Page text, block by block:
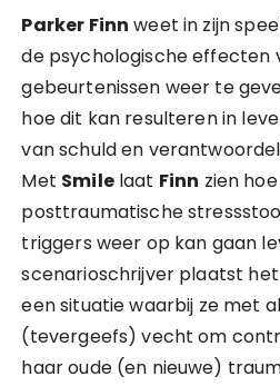
Parker Finn weet in zijn
de psychologische effecten
gebeurtenissen weer te
hoe dit kan resulteren in
van schuld en
Met Smilelaat Finn zien
posttraumatische
triggers weer op kan gaan
scenarioschrijver plaatst
een situatie waarbij ze met
(tevergeefs) vecht om
haar oude (en nieuwe)